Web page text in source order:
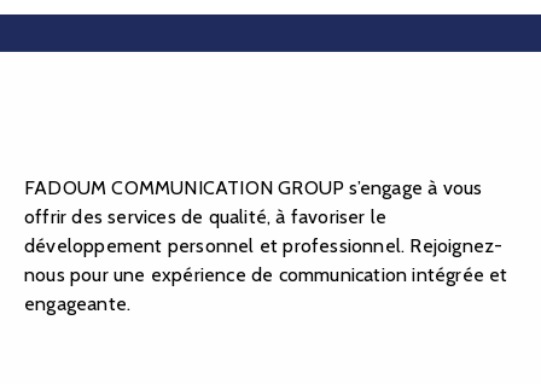
FADOUM COMMUNICATION GROUP s’engage à vous
offrir des services de qualité, à favoriser le
développement personnel et professionnel. Rejoignez-
nous pour une expérience de communication intégrée et
engageante.